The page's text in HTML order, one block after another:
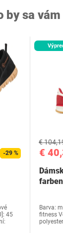
by sa
-29 %
45
€
€
Barva:
fitness